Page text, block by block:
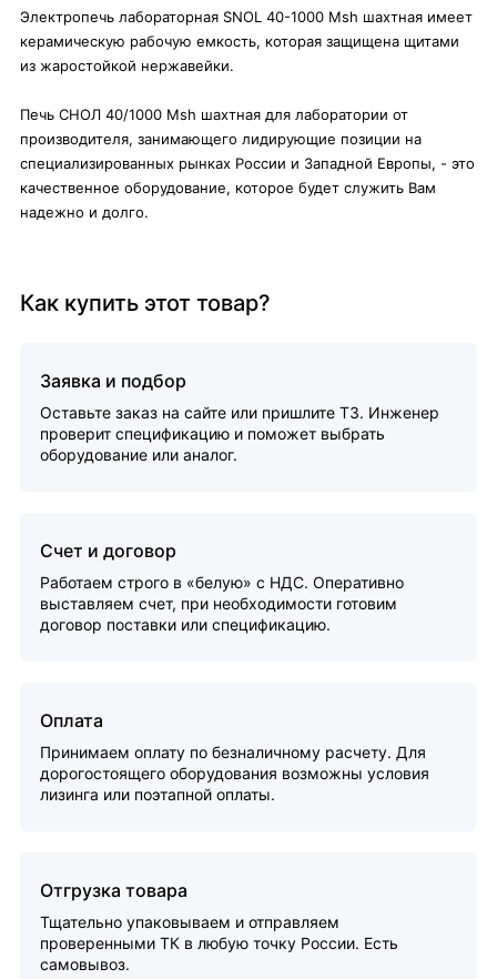
Электропечь лабораторная SNOL 40-1000 Msh шахтная имеет
керамическую рабочую емкость, которая защищена щитами
из жаростойкой нержавейки.
Печь СНОЛ 40/1000 Msh шахтная для лаборатории от
производителя, занимающего лидирующие позиции на
специализированных рынках России и Западной Европы, - это
качественное оборудование, которое будет служить Вам
надежно и долго.
Как купить этот товар?
Заявка и подбор
Оставьте заказ на сайте или пришлите ТЗ. Инженер
проверит спецификацию и поможет выбрать
оборудование или аналог.
Счет и договор
Работаем строго в «белую» с НДС. Оперативно
выставляем счет, при необходимости готовим
договор поставки или спецификацию.
Оплата
Принимаем оплату по безналичному расчету. Для
дорогостоящего оборудования возможны условия
лизинга или поэтапной оплаты.
Отгрузка товара
Тщательно упаковываем и отправляем
проверенными ТК в любую точку России. Есть
самовывоз.